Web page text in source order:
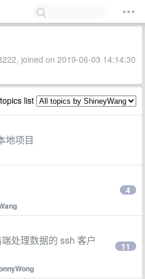
joined on 2019-06-03 14:14:30
list
地项目
4
处理数据的 ssh 客户
11